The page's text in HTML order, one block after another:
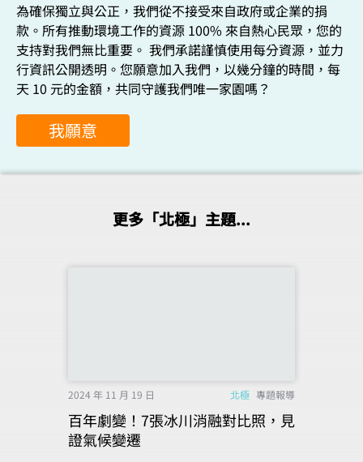
為確保獨立與公正，我們從不接受來自政府或企業的捐
款。所有推動環境工作的資源 100% 來自熱心民眾，您的
支持對我們無比重要。 我們承諾謹慎使用每分資源，並力
行資訊公開透明。您願意加入我們，以幾分鐘的時間，每
天 10 元的金額，共同守護我們唯一家園嗎？
我願意
更多「北極」主題...
2024 年 11 月 19 日 北極 專題報導
百年劇變！7張冰川消融對比照，見
證氣候變遷